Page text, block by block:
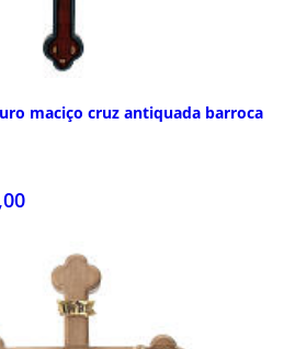
maciço cruz antiquada barroca